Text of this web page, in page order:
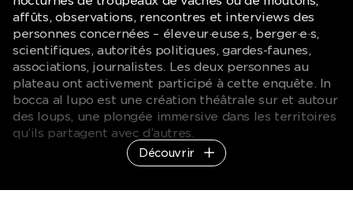
affûts, observations, rencontres et interviews des
personnes concernées – éleveur·euse·s, berger·e·s,
scientifiques, autorités politiques, gardes-faunes,
associations, journalistes. Les deux personnes au
plateau ont activement participé à cette enquête. In
bocca al lupo est une création théâtrale sur et autour
des loups, une plongée immersive dans les territoires
qu’ils partagent avec d’autres.
Découvrir